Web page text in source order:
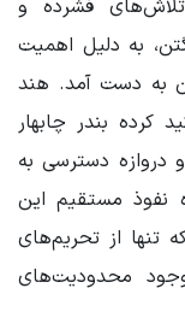
فشرده و
به دلیل اهمیت
به دست آمد. هند
کرده بندر چابهار
دروازه دسترسی به
نفوذ مستقیم این
تنها از تحریم‌های
محدودیت‌های